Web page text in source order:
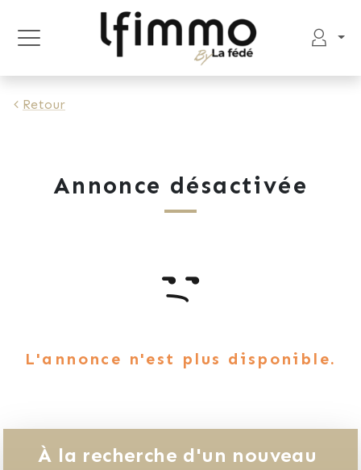
Retour
Annonce désactivée
L'annonce n'est plus disponible.
À la recherche d'un nouveau